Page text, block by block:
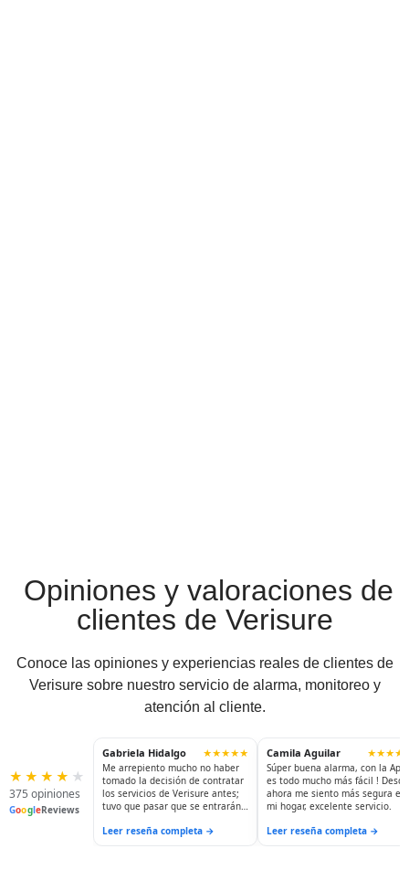
Opiniones y valoraciones de
clientes de Verisure
Conoce las opiniones y experiencias reales de clientes de
Verisure sobre nuestro servicio de alarma, monitoreo y
atención al cliente.
★ ★ ★ ★ ★
375 opiniones
GoogleReviews
Gabriela Hidalgo
★★★★★
Me arrepiento mucho no haber
tomado la decisión de contratar
los servicios de Verisure antes;
tuvo que pasar que se entrarán
puedo dormir tranquila; salir a
Leer reseña completa →
Camila Aguilar
Súper buena alarma, con la App
es todo mucho más fácil ! Desde
ahora me siento más segura en
mi hogar, excelente servicio.
Leer reseña completa →